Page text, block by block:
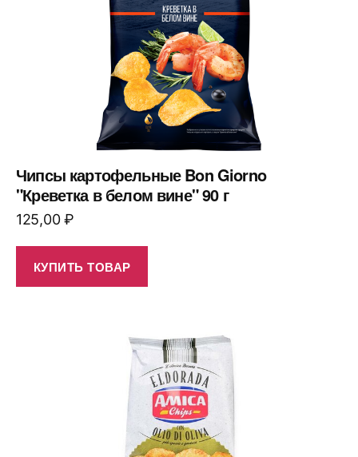
Чипсы картофельные Bon Giorno
"Креветка в белом вине" 90 г
125,00₽
КУПИТЬ ТОВАР